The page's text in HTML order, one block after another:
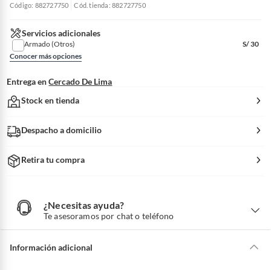
Código: 882727750 Cód. tienda: 882727750
Servicios adicionales
Armado (Otros) S/30
Conocer más opciones
Entrega en Cercado De Lima
Stock en tienda
Despacho a domicilio
Retira tu compra
¿Necesitas ayuda?
Te asesoramos por chat o teléfono
N
e
t
Información adicional